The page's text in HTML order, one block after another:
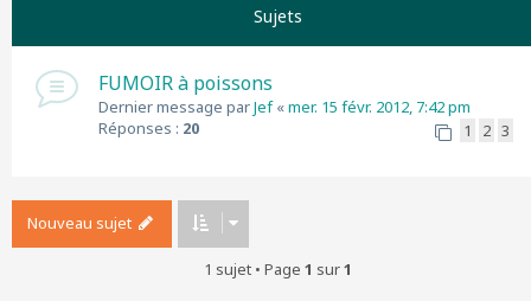
Sujets
FUMOIR à poissons
Dernier message parJef«mer. 15 févr. 2012, 7:42 pm
Réponses : 20 1 2 3
Nouveau sujet
1 sujet • Page 1 sur1